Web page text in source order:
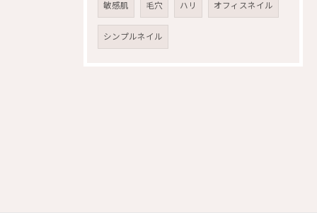
敏感肌 毛穴 ハリ オフィスネイル
シンプルネイル